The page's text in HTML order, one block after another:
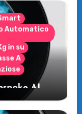
Automatico
in su
A
AI
lavatrice